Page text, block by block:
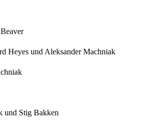
Heyes und Aleksander Machniak
und Stig Bakken